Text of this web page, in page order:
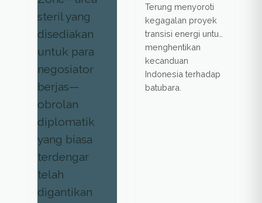
Terung menyoroti
kegagalan proyek
transisi energi untuk
menghentikan
kecanduan
Indonesia terhadap
batubara.